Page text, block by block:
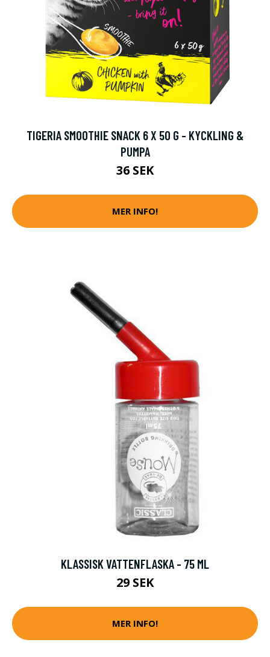
TIGERIA SMOOTHIE SNACK 6 X 50 G - KYCKLING &
PUMPA
36 SEK
MER INFO!
KLASSISK VATTENFLASKA - 75 ML
29 SEK
MER INFO!